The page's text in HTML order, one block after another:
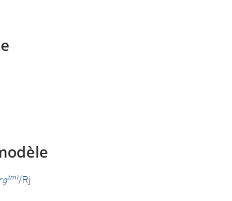
tm1/Rj